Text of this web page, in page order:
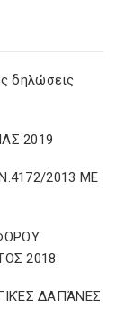
δηλώσεις
2019
2013 ΜΕ
2018
ΔΑΠΆΝΕΣ